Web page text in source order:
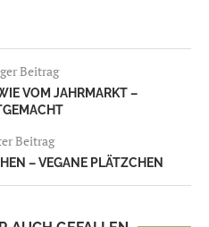
Beitrag
VOM JAHRMARKT –
Beitrag
– VEGANE PLÄTZCHEN